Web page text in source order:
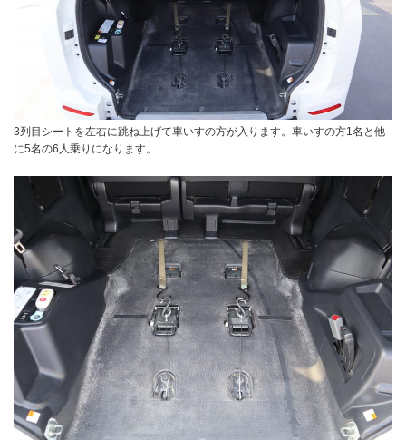
3列目シートを左右に跳ね上げて車いすの方が入ります。車いすの方1名と他
に5名の6人乗りになります。